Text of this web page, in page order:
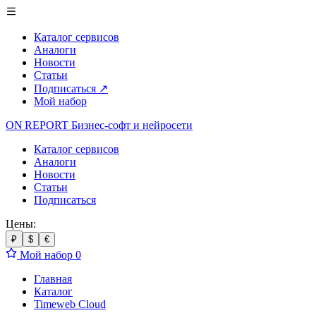
Каталог сервисов
Аналоги
Новости
Статьи
Подписаться ↗
Мой набор
ON REPORT Бизнес-софт и нейросети
Каталог сервисов
Аналоги
Новости
Статьи
Подписаться
Цены:
₽ $ €
Мой набор 0
Главная
Каталог
Timeweb Cloud